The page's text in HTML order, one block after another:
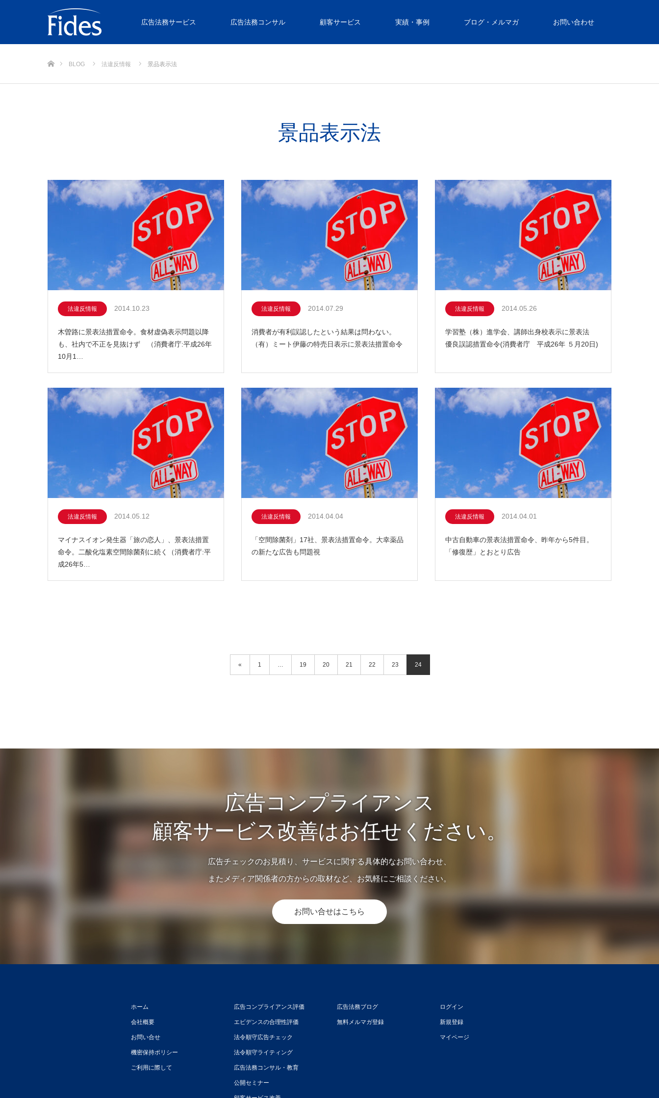
広告法務サービス 広告法務コンサル 顧客サービス 実績・事例 ブログ・メルマガ お問い合わせ
BLOG 法違反情報 景品表示法
景品表示法
法違反情報 2014.10.23
木曽路に景表法措置命令。食材虚偽表示問題以降
も、社内で不正を見抜けず （消費者庁:平成26年
10月1…
法違反情報 2014.07.29
消費者が有利誤認したという結果は問わない。
（有）ミート伊藤の特売日表示に景表法措置命令
法違反情報 2014.05.26
学習塾（株）進学会、講師出身校表示に景表法
優良誤認措置命令(消費者庁 平成26年 ５月20日)
法違反情報 2014.05.12
マイナスイオン発生器「旅の恋人」、景表法措置
命令。二酸化塩素空間除菌剤に続く（消費者庁:平
成26年5…
法違反情報 2014.04.04
「空間除菌剤」17社、景表法措置命令。大幸薬品
の新たな広告も問題視
法違反情報 2014.04.01
中古自動車の景表法措置命令、昨年から5件目。
「修復歴」とおとり広告
« 1 … 19 20 21 22 23 24
広告コンプライアンス
顧客サービス改善はお任せください。
広告チェックのお見積り、サービスに関する具体的なお問い合わせ、
またメディア関係者の方からの取材など、お気軽にご相談ください。
お問い合せはこちら
ホーム
会社概要
お問い合せ
機密保持ポリシー
ご利用に際して
広告コンプライアンス評価
エビデンスの合理性評価
法令順守広告チェック
法令順守ライティング
広告法務コンサル・教育
公開セミナー
広告法務ブログ
無料メルマガ登録
ログイン
新規登録
マイページ